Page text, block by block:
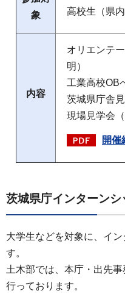
象
高校生（県内
内容
オリエンテ
明）
工業高校OB
茨城県庁舎
現場見学会
開催
茨城県庁インターンシ
大学生などを対象に、イ
す。
土木部では、本庁・出先
行っております。